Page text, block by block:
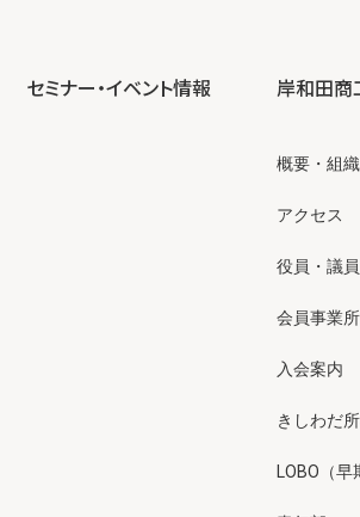
セミナー・イベント情報 岸和田商
概要・組織
アクセス
役員・議員
会員事業
入会案内
きしわだ
LOBO（早